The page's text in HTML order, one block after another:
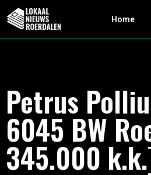
Home
Petrus
6045 BW
345.000